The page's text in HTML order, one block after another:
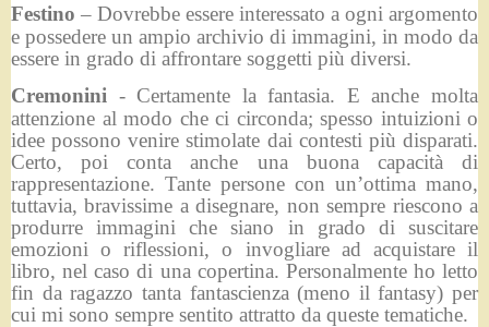
Festino – Dovrebbe essere interessato a ogni argomento
e possedere un ampio archivio di immagini, in modo da
essere in grado di affrontare soggetti più diversi.
Cremonini - Certamente la fantasia. E anche molta
attenzione al modo che ci circonda; spesso intuizioni o
idee possono venire stimolate dai contesti più disparati.
Certo, poi conta anche una buona capacità di
rappresentazione. Tante persone con un’ottima mano,
tuttavia, bravissime a disegnare, non sempre riescono a
produrre immagini che siano in grado di suscitare
emozioni o riflessioni, o invogliare ad acquistare il
libro, nel caso di una copertina. Personalmente ho letto
fin da ragazzo tanta fantascienza (meno il fantasy) per
cui mi sono sempre sentito attratto da queste tematiche.